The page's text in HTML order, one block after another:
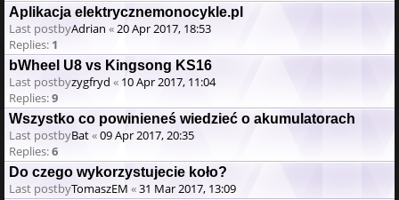
Aplikacja elektrycznemonocykle.pl
Last postbyAdrian «20 Apr 2017, 18:53
Replies: 1
bWheel U8 vs Kingsong KS16
Last postbyzygfryd « 10 Apr 2017, 11:04
Replies:9
Wszystko co powinieneś wiedzieć o akumulatorach
Last postbyBat«09 Apr 2017, 20:35
Replies:6
Do czego wykorzystujecie koło?
Last postbyTomaszEM «31 Mar 2017, 13:09